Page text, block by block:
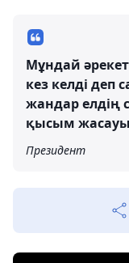
Мұндай
кез келді
жандар елдің
қысым
Президент